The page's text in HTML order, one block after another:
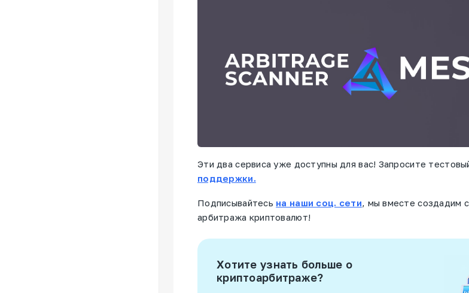
Эти два сервиса уже доступны для вас! Запросите
поддержки.
Подписывайтесь на наши соц. сети, мы вместе создадим
арбитража криптовалют!
Хотите узнать больше о
криптоарбитраже?